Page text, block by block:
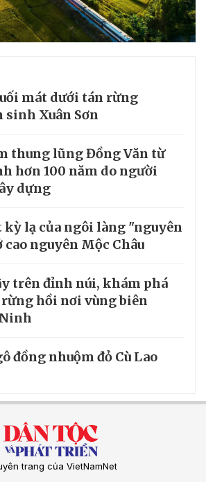
mát dưới tán rừng
sinh Xuân Sơn
thung lũng Đồng Văn từ
hơn 100 năm do người
dựng
kỳ lạ của ngôi làng "nguyên
nguyên Mộc Châu
trên đỉnh núi, khám phá
hồi nơi vùng biên
đồng nhuộm đỏ Cù Lao
trang của VietNamNet